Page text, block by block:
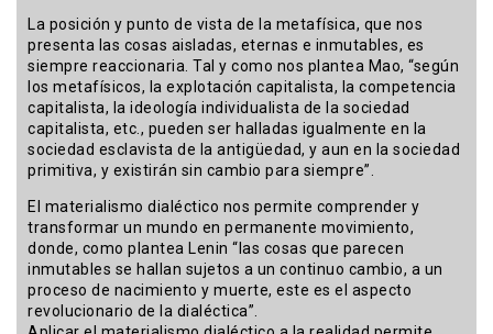
La posición y punto de vista de la metafísica, que nos
presenta las cosas aisladas, eternas e inmutables, es
siempre reaccionaria. Tal y como nos plantea Mao, “según
los metafísicos, la explotación capitalista, la competencia
capitalista, la ideología individualista de la sociedad
capitalista, etc., pueden ser halladas igualmente en la
sociedad esclavista de la antigüedad, y aun en la sociedad
primitiva, y existirán sin cambio para siempre”.
El materialismo dialéctico nos permite comprender y
transformar un mundo en permanente movimiento,
donde, como plantea Lenin “las cosas que parecen
inmutables se hallan sujetos a un continuo cambio, a un
proceso de nacimiento y muerte, este es el aspecto
revolucionario de la dialéctica”.